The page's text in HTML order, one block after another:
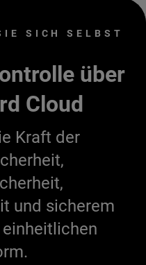
SICH SELBST
über
Cloud
Kraft der
und sicherem